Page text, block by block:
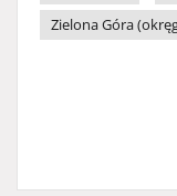
Zielona Góra